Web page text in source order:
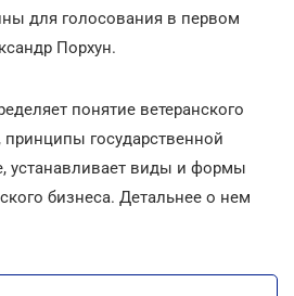
для голосования в первом
Порхун.
понятие ветеранского
принципы государственной
устанавливает виды и формы
бизнеса. Детальнее о нем